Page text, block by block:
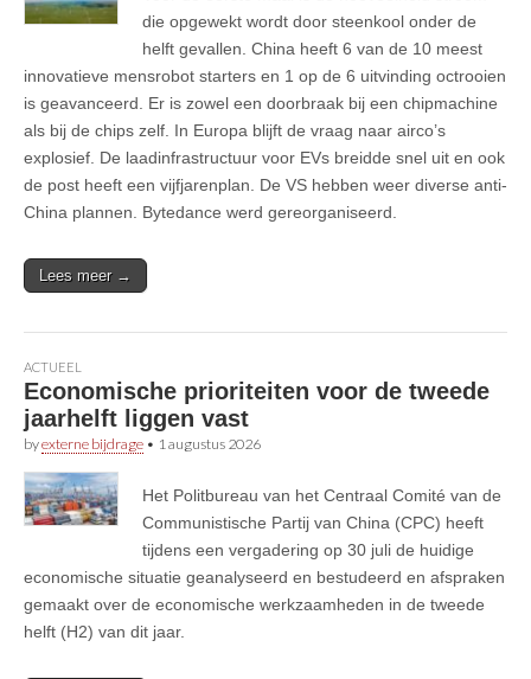
die opgewekt wordt door steenkool onder de
helft gevallen. China heeft 6 van de 10 meest
innovatieve mensrobot starters en 1 op de 6 uitvinding octrooien
is geavanceerd. Er is zowel een doorbraak bij een chipmachine
als bij de chips zelf. In Europa blijft de vraag naar airco’s
explosief. De laadinfrastructuur voor EVs breidde snel uit en ook
de post heeft een vijfjarenplan. De VS hebben weer diverse anti-
China plannen. Bytedance werd gereorganiseerd.
Lees meer →
ACTUEEL
Economische prioriteiten voor de tweede
jaarhelft liggen vast
byexterne bijdrage • 1 augustus 2026
Het Politbureau van het Centraal Comité van de
Communistische Partij van China (CPC) heeft
tijdens een vergadering op 30 juli de huidige
economische situatie geanalyseerd en bestudeerd en afspraken
gemaakt over de economische werkzaamheden in de tweede
helft (H2) van dit jaar.